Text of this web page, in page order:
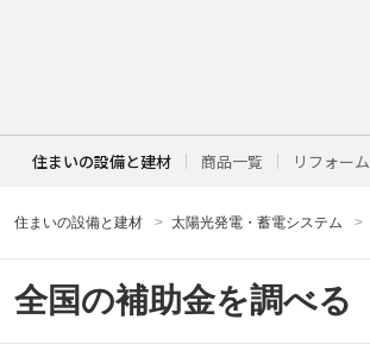
住まいの設備と建材 商品一覧 リフォーム
住まいの設備と建材 太陽光発電・蓄電システム
全国の補助金を調べる